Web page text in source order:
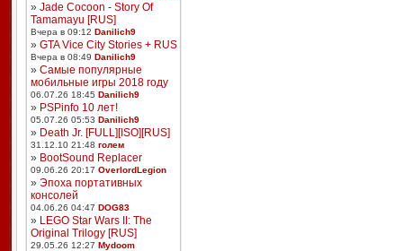
» Jade Cocoon - Story Of
Tamamayu [RUS]
Вчера в 09:12 Danilich9
» GTA Vice City Stories + RUS
Вчера в 08:49 Danilich9
» Самые популярные
мобильные игры 2018 году
06.07.26 18:45 Danilich9
» PSPinfo 10 лет!
05.07.26 05:53 Danilich9
» Death Jr. [FULL][ISO][RUS]
31.12.10 21:48 голем
» BootSound Replacer
09.06.26 20:17 OverlordLegion
» Эпоха портативных
консолей
04.06.26 04:47 DOG83
» LEGO Star Wars II: The
Original Trilogy [RUS]
29.05.26 12:27 Mydoom